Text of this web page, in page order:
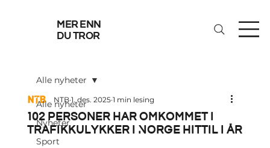
mer enn
du tror
Alle nyheter
Nyheter
Sport
Alle nyheter
102 personer har omkommet i
trafikkulykker i Norge hittil i år
NTB 1. des. 2025 1 min lesing